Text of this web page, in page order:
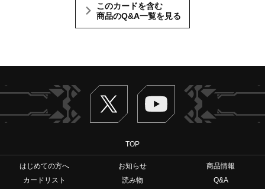
このカードを含む
商品のQ&A一覧を見る
Twitter ヴァンガードch
TOP
はじめての方へ お知らせ
商品情報
カードリスト
読み物
Q&A